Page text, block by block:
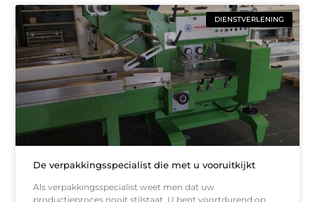
DIENSTVERLENING
De verpakkingsspecialist die met u vooruitkijkt
Als verpakkingsspecialist weet men dat uw
productieproces nooit stilstaat. U bent voortdurend op